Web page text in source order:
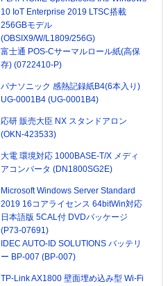
10 IoT Enterprise 2019 LTSC搭載
256GBモデル
(OBSIX9/W/L1809/256G)
富士通 POS-Cサーマルロール紙(高保
存) (0722410-P)
パナソニック 感熱記録紙B4(6本入り)
UG-0001B4 (UG-0001B4)
応研 販売大臣 NX スタンドアロン
(OKN-423533)
大電 環境対応 1000BASE-T/X メディ
アコンバータ (DN1800SG2E)
Microsoft Windows Server Standard
2019 16コアライセンス 64bitWin対応
日本語版 5CAL付 DVDパッケージ
(P73-07691)
IDEC AUTO-ID SOLUTIONS バッテリ
ー BP-007 (BP-007)
TP-Link AX1800 壁面埋め込み型 Wi-Fi